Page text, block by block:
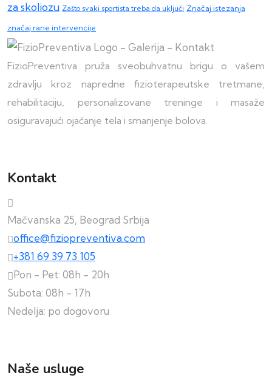
za skoliozu Zašto svaki sportista treba da uključi Značaj istezanja
značaj rane intervencije
FizioPreventiva pruža sveobuhvatnu brigu o vašem
zdravlju kroz napredne fizioterapeutske tretmane,
rehabilitaciju, personalizovane treninge i masaže
osiguravajući ojačanje tela i smanjenje bolova.
Kontakt
Mačvanska 25, Beograd Srbija
office@fiziopreventiva.com
+381 69 39 73 105
Pon - Pet: 08h - 20h
Subota: 08h - 17h
Nedelja: po dogovoru
Naše usluge